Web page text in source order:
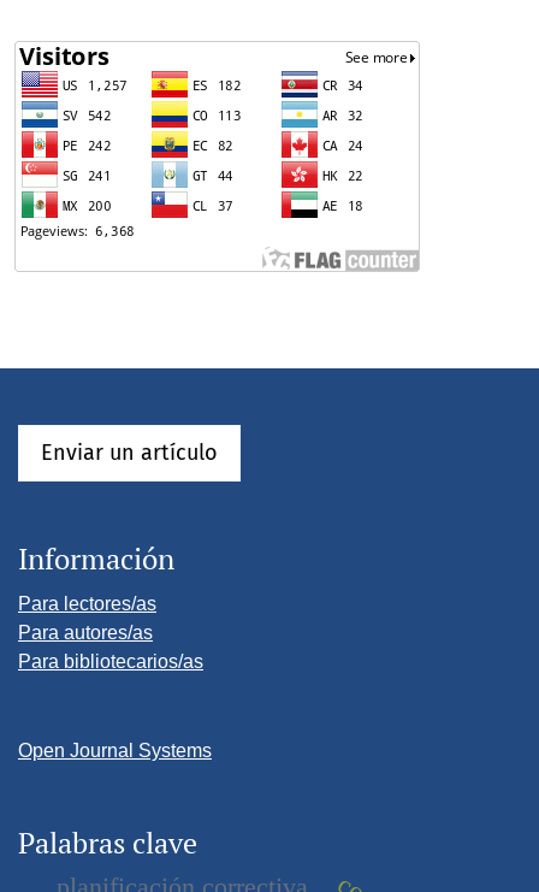
Enviar un artículo
Información
Para lectores/as
Para autores/as
Para bibliotecarios/as
Open Journal Systems
Palabras clave